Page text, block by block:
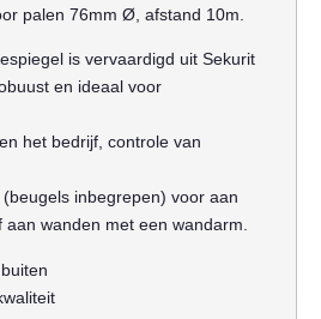
palen 76mm Ø, afstand 10m.
is vervaardigd uit Sekurit
en ideaal voor
het bedrijf, controle van
inbegrepen) voor aan
wanden met een wandarm.